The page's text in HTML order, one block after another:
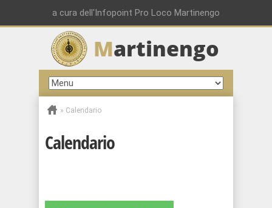
a cura dell'Infopoint Pro Loco Martinengo
Martinengo
» Calendario
Calendario